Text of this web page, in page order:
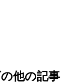
他の記事